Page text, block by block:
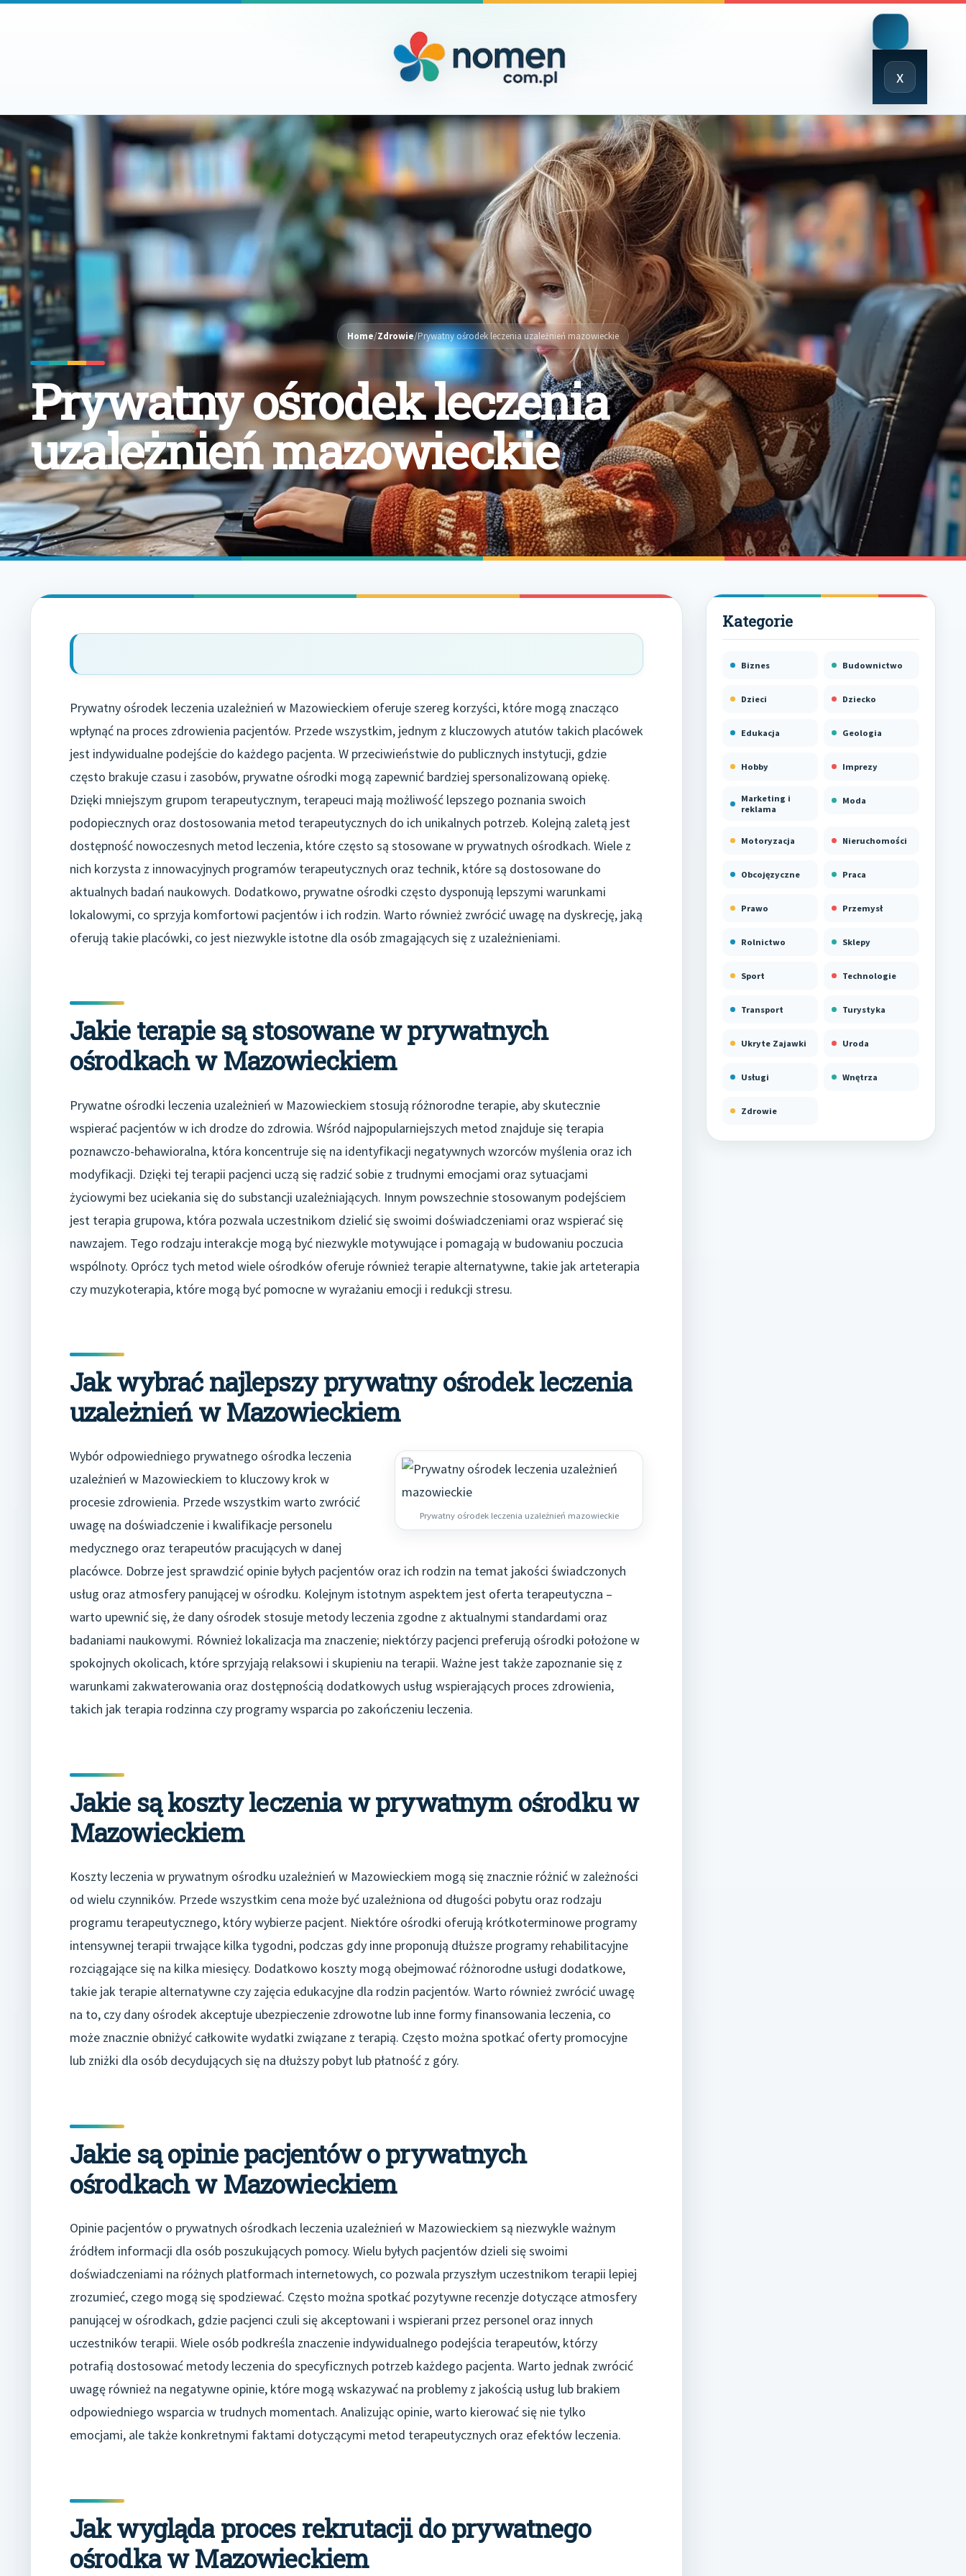
x
Close
Menu
Home/Zdrowie/Prywatny ośrodek leczenia uzależnień mazowieckie
Prywatny ośrodek leczenia
uzależnień mazowieckie
Prywatny ośrodek leczenia uzależnień w Mazowieckiem oferuje szereg korzyści, które mogą znacząco
wpłynąć na proces zdrowienia pacjentów. Przede wszystkim, jednym z kluczowych atutów takich placówek
jest indywidualne podejście do każdego pacjenta. W przeciwieństwie do publicznych instytucji, gdzie
często brakuje czasu i zasobów, prywatne ośrodki mogą zapewnić bardziej spersonalizowaną opiekę.
Dzięki mniejszym grupom terapeutycznym, terapeuci mają możliwość lepszego poznania swoich
podopiecznych oraz dostosowania metod terapeutycznych do ich unikalnych potrzeb. Kolejną zaletą jest
dostępność nowoczesnych metod leczenia, które często są stosowane w prywatnych ośrodkach. Wiele z
nich korzysta z innowacyjnych programów terapeutycznych oraz technik, które są dostosowane do
aktualnych badań naukowych. Dodatkowo, prywatne ośrodki często dysponują lepszymi warunkami
lokalowymi, co sprzyja komfortowi pacjentów i ich rodzin. Warto również zwrócić uwagę na dyskrecję, jaką
oferują takie placówki, co jest niezwykle istotne dla osób zmagających się z uzależnieniami.
Jakie terapie są stosowane w prywatnych
ośrodkach w Mazowieckiem
Prywatne ośrodki leczenia uzależnień w Mazowieckiem stosują różnorodne terapie, aby skutecznie
wspierać pacjentów w ich drodze do zdrowia. Wśród najpopularniejszych metod znajduje się terapia
poznawczo-behawioralna, która koncentruje się na identyfikacji negatywnych wzorców myślenia oraz ich
modyfikacji. Dzięki tej terapii pacjenci uczą się radzić sobie z trudnymi emocjami oraz sytuacjami
życiowymi bez uciekania się do substancji uzależniających. Innym powszechnie stosowanym podejściem
jest terapia grupowa, która pozwala uczestnikom dzielić się swoimi doświadczeniami oraz wspierać się
nawzajem. Tego rodzaju interakcje mogą być niezwykle motywujące i pomagają w budowaniu poczucia
wspólnoty. Oprócz tych metod wiele ośrodków oferuje również terapie alternatywne, takie jak arteterapia
czy muzykoterapia, które mogą być pomocne w wyrażaniu emocji i redukcji stresu.
Jak wybrać najlepszy prywatny ośrodek leczenia
uzależnień w Mazowieckiem
Prywatny ośrodek leczenia uzależnień mazowieckie
Wybór odpowiedniego prywatnego ośrodka leczenia
uzależnień w Mazowieckiem to kluczowy krok w
procesie zdrowienia. Przede wszystkim warto zwrócić
uwagę na doświadczenie i kwalifikacje personelu
medycznego oraz terapeutów pracujących w danej
placówce. Dobrze jest sprawdzić opinie byłych pacjentów oraz ich rodzin na temat jakości świadczonych
usług oraz atmosfery panującej w ośrodku. Kolejnym istotnym aspektem jest oferta terapeutyczna –
warto upewnić się, że dany ośrodek stosuje metody leczenia zgodne z aktualnymi standardami oraz
badaniami naukowymi. Również lokalizacja ma znaczenie; niektórzy pacjenci preferują ośrodki położone w
spokojnych okolicach, które sprzyjają relaksowi i skupieniu na terapii. Ważne jest także zapoznanie się z
warunkami zakwaterowania oraz dostępnością dodatkowych usług wspierających proces zdrowienia,
takich jak terapia rodzinna czy programy wsparcia po zakończeniu leczenia.
Jakie są koszty leczenia w prywatnym ośrodku w
Mazowieckiem
Koszty leczenia w prywatnym ośrodku uzależnień w Mazowieckiem mogą się znacznie różnić w zależności
od wielu czynników. Przede wszystkim cena może być uzależniona od długości pobytu oraz rodzaju
programu terapeutycznego, który wybierze pacjent. Niektóre ośrodki oferują krótkoterminowe programy
intensywnej terapii trwające kilka tygodni, podczas gdy inne proponują dłuższe programy rehabilitacyjne
rozciągające się na kilka miesięcy. Dodatkowo koszty mogą obejmować różnorodne usługi dodatkowe,
takie jak terapie alternatywne czy zajęcia edukacyjne dla rodzin pacjentów. Warto również zwrócić uwagę
na to, czy dany ośrodek akceptuje ubezpieczenie zdrowotne lub inne formy finansowania leczenia, co
może znacznie obniżyć całkowite wydatki związane z terapią. Często można spotkać oferty promocyjne
lub zniżki dla osób decydujących się na dłuższy pobyt lub płatność z góry.
Jakie są opinie pacjentów o prywatnych
ośrodkach w Mazowieckiem
Opinie pacjentów o prywatnych ośrodkach leczenia uzależnień w Mazowieckiem są niezwykle ważnym
źródłem informacji dla osób poszukujących pomocy. Wielu byłych pacjentów dzieli się swoimi
doświadczeniami na różnych platformach internetowych, co pozwala przyszłym uczestnikom terapii lepiej
zrozumieć, czego mogą się spodziewać. Często można spotkać pozytywne recenzje dotyczące atmosfery
panującej w ośrodkach, gdzie pacjenci czuli się akceptowani i wspierani przez personel oraz innych
uczestników terapii. Wiele osób podkreśla znaczenie indywidualnego podejścia terapeutów, którzy
potrafią dostosować metody leczenia do specyficznych potrzeb każdego pacjenta. Warto jednak zwrócić
uwagę również na negatywne opinie, które mogą wskazywać na problemy z jakością usług lub brakiem
odpowiedniego wsparcia w trudnych momentach. Analizując opinie, warto kierować się nie tylko
emocjami, ale także konkretnymi faktami dotyczącymi metod terapeutycznych oraz efektów leczenia.
Jak wygląda proces rekrutacji do prywatnego
ośrodka w Mazowieckiem
Biznes Budownictwo
Dzieci Dziecko
Edukacja Geologia
Hobby Imprezy
Marketing i
reklama
Moda
Motoryzacja Nieruchomości
Obcojęzyczne Praca
Prawo Przemysł
Rolnictwo Sklepy
Sport Technologie
Transport Turystyka
Ukryte Zajawki Uroda
Usługi Wnętrza
Zdrowie